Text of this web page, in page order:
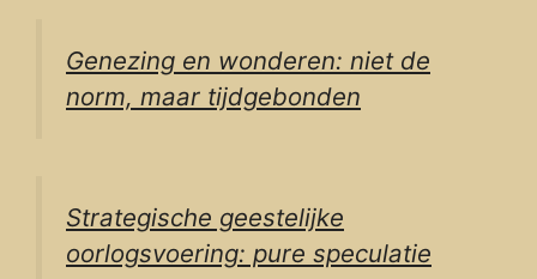
Genezing en wonderen: niet de
norm, maar tijdgebonden
Strategische geestelijke
oorlogsvoering: pure speculatie